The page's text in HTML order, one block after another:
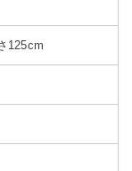
125cm